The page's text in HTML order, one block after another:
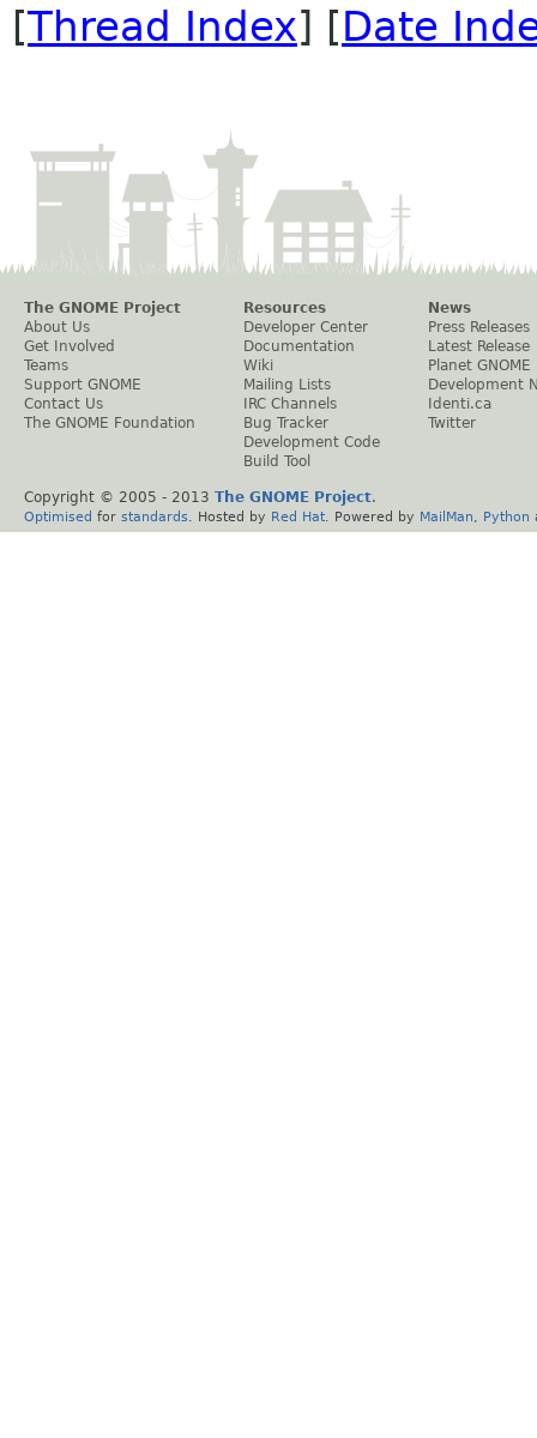
[Thread Index] [Date
The GNOME Project
About Us
Get Involved
Teams
Support GNOME
Contact Us
The GNOME Foundation
Resources
Developer Center
Documentation
Wiki
Mailing Lists
IRC Channels
Bug Tracker
Development Code
Build Tool
News
Press Releases
Latest Release
Planet GNOME
Development
Identi.ca
Twitter
Copyright © 2005 - 2013 The GNOME Project.
Optimised for standards . Hosted by Red Hat . Powered by MailMan Python